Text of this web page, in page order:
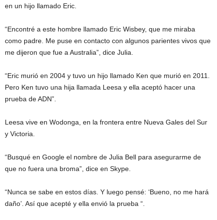
en un hijo llamado Eric.
“Encontré a este hombre llamado Eric Wisbey, que me miraba
como padre. Me puse en contacto con algunos parientes vivos que
me dijeron que fue a Australia”, dice Julia.
“Eric murió en 2004 y tuvo un hijo llamado Ken que murió en 2011.
Pero Ken tuvo una hija llamada Leesa y ella aceptó hacer una
prueba de ADN”.
Leesa vive en Wodonga, en la frontera entre Nueva Gales del Sur
y Victoria.
“Busqué en Google el nombre de Julia Bell para asegurarme de
que no fuera una broma”, dice en Skype.
“Nunca se sabe en estos días. Y luego pensé: ‘Bueno, no me hará
daño’. Así que acepté y ella envió la prueba “.